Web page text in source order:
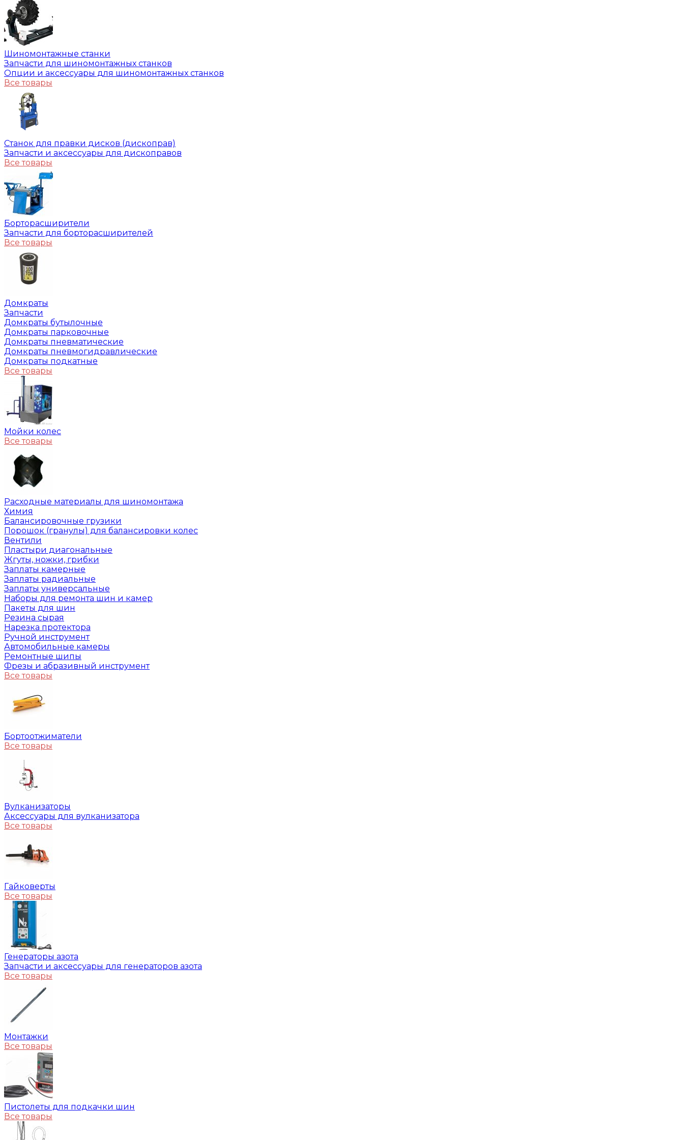
Шиномонтажные станки
Запчасти для шиномонтажных станков
Опции и аксессуары для шиномонтажных станков
Все товары
Станок для правки дисков (дископрав)
Запчасти и аксессуары для дископравов
Все товары
Борторасширители
Запчасти для борторасширителей
Все товары
Домкраты
Запчасти
Домкраты бутылочные
Домкраты парковочные
Домкраты пневматические
Домкраты пневмогидравлические
Домкраты подкатные
Все товары
Мойки колес
Все товары
Расходные материалы для шиномонтажа
Химия
Балансировочные грузики
Порошок (гранулы) для балансировки колес
Вентили
Пластыри диагональные
Жгуты, ножки, грибки
Заплаты камерные
Заплаты радиальные
Заплаты универсальные
Наборы для ремонта шин и камер
Пакеты для шин
Резина сырая
Нарезка протектора
Ручной инструмент
Автомобильные камеры
Ремонтные шипы
Фрезы и абразивный инструмент
Все товары
Бортоотжиматели
Все товары
Вулканизаторы
Аксессуары для вулканизатора
Все товары
Гайковерты
Все товары
Генераторы азота
Запчасти и аксессуары для генераторов азота
Все товары
Монтажки
Все товары
Пистолеты для подкачки шин
Все товары